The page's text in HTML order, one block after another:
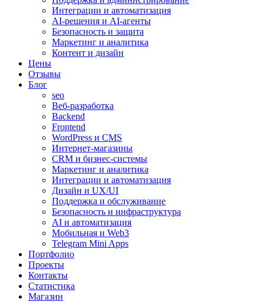
Интеграции и автоматизация
AI-решения и AI-агенты
Безопасность и защита
Маркетинг и аналитика
Контент и дизайн
Цены
Отзывы
Блог
seo
Веб-разработка
Backend
Frontend
WordPress и CMS
Интернет-магазины
CRM и бизнес-системы
Маркетинг и аналитика
Интеграции и автоматизация
Дизайн и UX/UI
Поддержка и обслуживание
Безопасность и инфраструктура
AI и автоматизация
Мобильная и Web3
Telegram Mini Apps
Портфолио
Проекты
Контакты
Статистика
Магазин